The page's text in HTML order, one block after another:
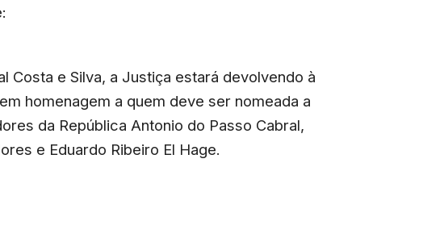
Costa e Silva, a Justiça estará devolvendo à
homenagem a quem deve ser nomeada a
da República Antonio do Passo Cabral,
e Eduardo Ribeiro El Hage.